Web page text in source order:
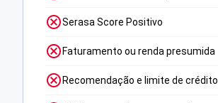
Serasa Score Positivo
Faturamento ou renda presumida
Recomendação e limite de crédito